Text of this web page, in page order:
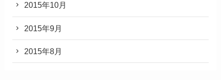
2015年10月
2015年9月
2015年8月